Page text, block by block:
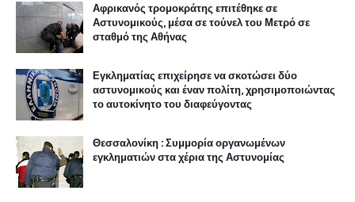
Αφρικανός τρομοκράτης επιτέθηκε σε
Αστυνομικούς, μέσα σε τούνελ του Μετρό σε
σταθμό της Αθήνας
Εγκληματίας επιχείρησε να σκοτώσει δύο
αστυνομικούς και έναν πολίτη, χρησιμοποιώντας
το αυτοκίνητο του διαφεύγοντας
Θεσσαλονίκη : Συμμορία οργανωμένων
εγκληματιών στα χέρια της Αστυνομίας